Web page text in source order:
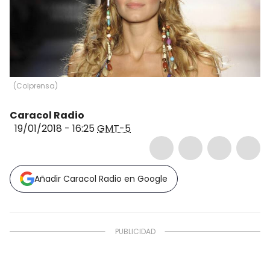
(Colprensa)
Caracol Radio
19/01/2018 - 16:25GMT-5
Añadir Caracol Radio en Google